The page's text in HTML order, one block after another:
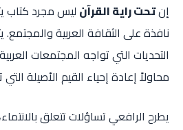
إنتحت راية القرآن ليس مجرد كتاب
نافذة على الثقافة العربية
التحديات التي تواجه المجتمعات
محاولاً إعادة إحياء القيم الأصيلة
يطرح الرافعي تساؤلات تتعلق